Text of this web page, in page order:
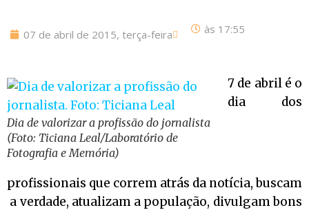
07 de abril de 2015, terça-feira às 17:55
Dia de valorizar a profissão do jornalista
(Foto: Ticiana Leal/Laboratório de
Fotografia e Memória)
7 de abril é o
dia dos
profissionais que correm atrás da notícia, buscam
a verdade, atualizam a população, divulgam bons